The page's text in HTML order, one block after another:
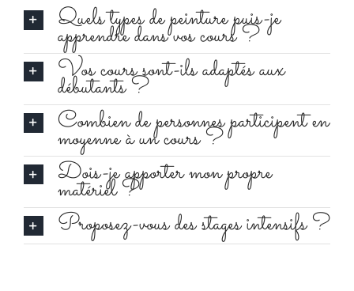
Quels types de peinture puis-je
apprendre dans vos cours ?
Vos cours sont-ils adaptés aux
débutants ?
Combien de personnes participent en
moyenne à un cours ?
Dois-je apporter mon propre
matériel ?
Proposez-vous des stages intensifs ?